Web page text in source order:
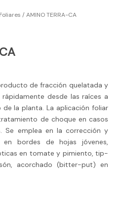
/ AMINO TERRA-CA
de fracción quelatada y
desde las raíces a
la planta. La aplicación foliar
de choque en casos
Se emplea en la corrección y
en bordes de hojas jóvenes,
en tomate y pimiento, tip-
acorchado (bitter-put) en